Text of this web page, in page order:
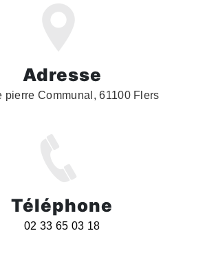
Adresse
pierre Communal, 61100 Flers
Téléphone
02 33 65 03 18